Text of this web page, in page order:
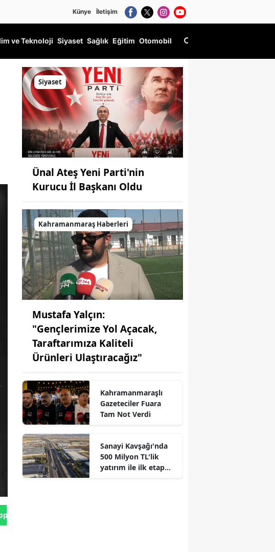
Künye İletişim
ve Teknoloji Siyaset Sağlık Eğitim Otomobil
Gönder
Siyaset
Ünal Ateş Yeni Parti'nin
Kurucu İl Başkanı Oldu
Kahramanmaraş Haberleri
Mustafa Yalçın:
"Gençlerimize Yol Açacak,
Taraftarımıza Kaliteli
Ürünleri Ulaştıracağız"
Kahramanmaraşlı
Gazeteciler Fuara
Tam Not Verdi
Sanayi Kavşağı'nda
500 Milyon TL'lik
yatırım ile ilk etap